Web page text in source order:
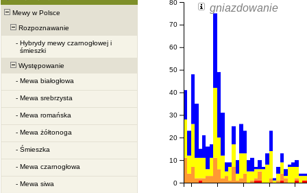
Mewy w Polsce
Rozpoznawanie
- Hybrydy mewy czarnogłowej i
śmieszki
Występowanie
- Mewa białogłowa
- Mewa srebrzysta
- Mewa romańska
- Mewa żółtonoga
- Śmieszka
- Mewa czarnogłowa
- Mewa siwa 0
10
20
30
40
50
60
70
80 gniazdowanie